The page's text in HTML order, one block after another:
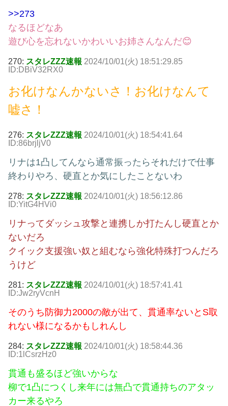
>>273
なるほどなあ
遊び心を忘れないかわいいお姉さんなんだ😊
270: スタレZZZ速報 2024/10/01(火) 18:51:29.85
ID:DBiV32RX0
お化けなんかないさ！お化けなんて
嘘さ！
276: スタレZZZ速報 2024/10/01(火) 18:54:41.64
ID:86brjljV0
リナは1凸してんなら通常振ったらそれだけで仕事
終わりやろ、硬直とか気にしたことないわ
278: スタレZZZ速報 2024/10/01(火) 18:56:12.86
ID:YitG4HVi0
リナってダッシュ攻撃と連携しか打たんし硬直とか
ないだろ
クイック支援強い奴と組むなら強化特殊打つんだろ
うけど
281: スタレZZZ速報 2024/10/01(火) 18:57:41.41
ID:Jw2ryVcnH
そのうち防御力2000の敵が出て、貫通率ないとS取
れない様になるかもしれんし
284: スタレZZZ速報 2024/10/01(火) 18:58:44.36
ID:1lCsrzHz0
貫通も盛るほど強いからな
柳で1凸につくし来年には無凸で貫通持ちのアタッ
カー来るやろ